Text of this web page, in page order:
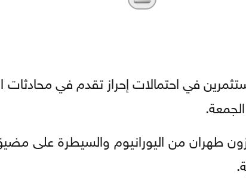
في احتمالات إحراز تقدم في محادثات
طهران من اليورانيوم والسيطرة على